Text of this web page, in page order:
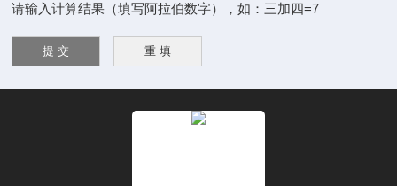
请输入计算结果（填写阿拉伯数字），如：三加四=7